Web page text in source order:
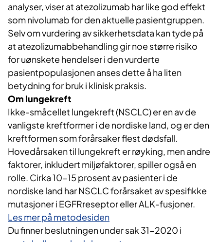
analyser, viser at atezolizumab har like god effekt
som nivolumab for den aktuelle pasientgruppen.
Selv om vurdering av sikkerhetsdata kan tyde på
at atezolizumabbehandling gir noe større risiko
for uønskete hendelser i den vurderte
pasientpopulasjonen anses dette å ha liten
betydning for bruk i klinisk praksis.
Om lungekreft
Ikke-småcellet lungekreft (NSCLC) er en av de
vanligste kreftformer i de nordiske land, og er den
kreftformen som forårsaker flest dødsfall.
Hovedårsaken til lungekreft er røyking, men andre
faktorer, inkludert miljøfaktorer, spiller også en
rolle. Cirka 10-15 prosent av pasienter i de
nordiske land har NSCLC forårsaket av spesifikke
mutasjoner i EGFRreseptor eller ALK-fusjoner.
Les mer på metodesiden
Du finner beslutningen under sak 31-2020 i